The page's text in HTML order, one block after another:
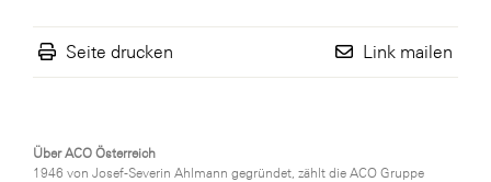
Seite drucken Link mailen
Über ACO Österreich
1946 von Josef-Severin Ahlmann gegründet, zählt die ACO Gruppe